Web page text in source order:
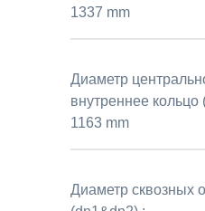
1337 mm
Диаметр
внутреннее кольцо
1163 mm
Диаметр сквозных